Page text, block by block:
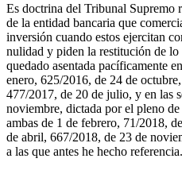
Es doctrina del Tribunal Supremo
de la entidad bancaria que
inversión cuando estos ejercitan
nulidad y piden la restitución de
quedado asentada pacíficamente
enero, 625/2016, de 24 de
477/2017, de 20 de julio, y en las
noviembre, dictada por el pleno
ambas de 1 de febrero, 71/2018,
de abril, 667/2018, de 23 de
a las que antes he hecho referencia.